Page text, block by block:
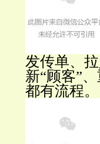
发传单、
新“顾客”
都有流程。